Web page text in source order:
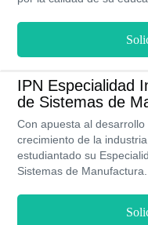
pero sus instalaciones te
los costos más
IPN Especialidad
de Sistemas de
Con apuesta al
crecimiento de la
estudiantado su
Sistemas de
mecánica, materiales,